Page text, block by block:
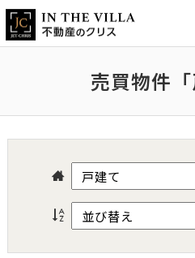
売買物件「